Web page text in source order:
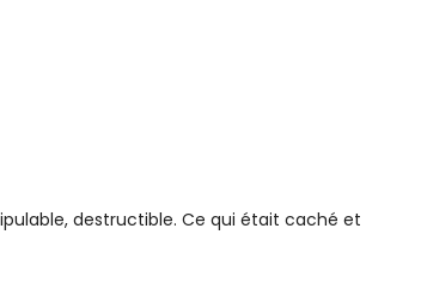
destructible. Ce qui était caché et